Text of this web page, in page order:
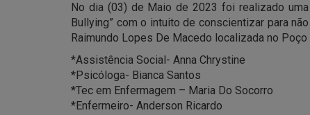
No dia (03) de Maio de 2023 foi realizado
Bullying” com o intuito de conscientizar para
Raimundo Lopes De Macedo localizada no
*Assistência Social- Anna Chrystine
*Psicóloga- Bianca Santos
*Tec em Enfermagem – Maria Do Socorro
*Enfermeiro- Anderson Ricardo